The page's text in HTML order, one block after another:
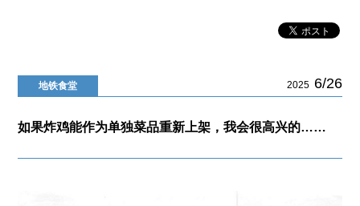
地铁食堂 2025 6/26
如果炸鸡能作为单独菜品重新上架，我会很高兴的……